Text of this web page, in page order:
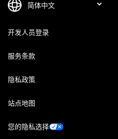
开发人员登录
服务条款
隐私政策
站点地图
您的隐私选择